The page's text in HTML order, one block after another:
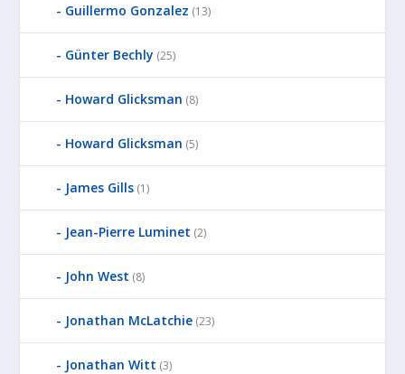
Guillermo Gonzalez (13)
Günter Bechly (25)
Howard Glicksman (8)
Howard Glicksman (5)
James Gills (1)
Jean-Pierre Luminet (2)
John West (8)
Jonathan McLatchie (23)
Jonathan Witt (3)